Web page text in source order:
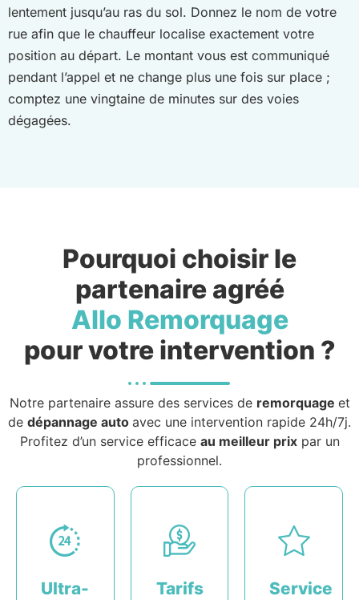
lentement jusqu’au ras du sol. Donnez le nom de votre
rue afin que le chauffeur localise exactement votre
position au départ. Le montant vous est communiqué
pendant l’appel et ne change plus une fois sur place ;
comptez une vingtaine de minutes sur des voies
dégagées.
Pourquoi choisir le
partenaire agréé
Allo Remorquage
pour votre intervention ?
Notre partenaire assure des services de remorquage et
de dépannage auto avec une intervention rapide 24h/7j.
Profitez d’un service efficace au meilleur prixpar un
professionnel.
Ultra-
Tarifs
Service